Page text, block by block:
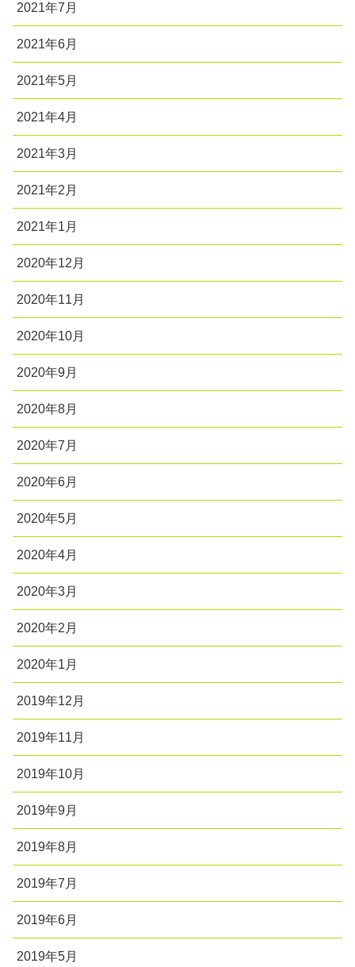
2021年7月
2021年6月
2021年5月
2021年4月
2021年3月
2021年2月
2021年1月
2020年12月
2020年11月
2020年10月
2020年9月
2020年8月
2020年7月
2020年6月
2020年5月
2020年4月
2020年3月
2020年2月
2020年1月
2019年12月
2019年11月
2019年10月
2019年9月
2019年8月
2019年7月
2019年6月
2019年5月